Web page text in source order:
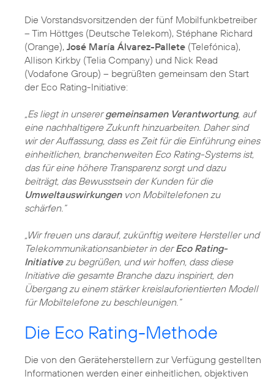
Die Vorstandsvorsitzenden der fünf Mobilfunkbetreiber
– Tim Höttges (Deutsche Telekom), Stéphane Richard
(Orange), José María Álvarez-Pallete (Telefónica),
Allison Kirkby (Telia Company) und Nick Read
(Vodafone Group) – begrüßten gemeinsam den Start
der Eco Rating-Initiative:
„Es liegt in unserergemeinsamen Verantwortung, auf
eine nachhaltigere Zukunft hinzuarbeiten. Daher sind
wir der Auffassung, dass es Zeit für die Einführung eines
einheitlichen, branchenweiten Eco Rating-Systems ist,
das für eine höhere Transparenz sorgt und dazu
beiträgt, das Bewusstsein der Kunden für die
Umweltauswirkungenvon Mobiltelefonen zu
schärfen.“
„Wir freuen uns darauf, zukünftig weitere Hersteller und
Telekommunikationsanbieter in derEco Rating-
Initiativezu begrüßen, und wir hoffen, dass diese
Initiative die gesamte Branche dazu inspiriert, den
Übergang zu einem stärker kreislauforientierten Modell
für Mobiltelefone zu beschleunigen.“
Die Eco Rating-Methode
Die von den Geräteherstellern zur Verfügung gestellten
Informationen werden einer einheitlichen, objektiven